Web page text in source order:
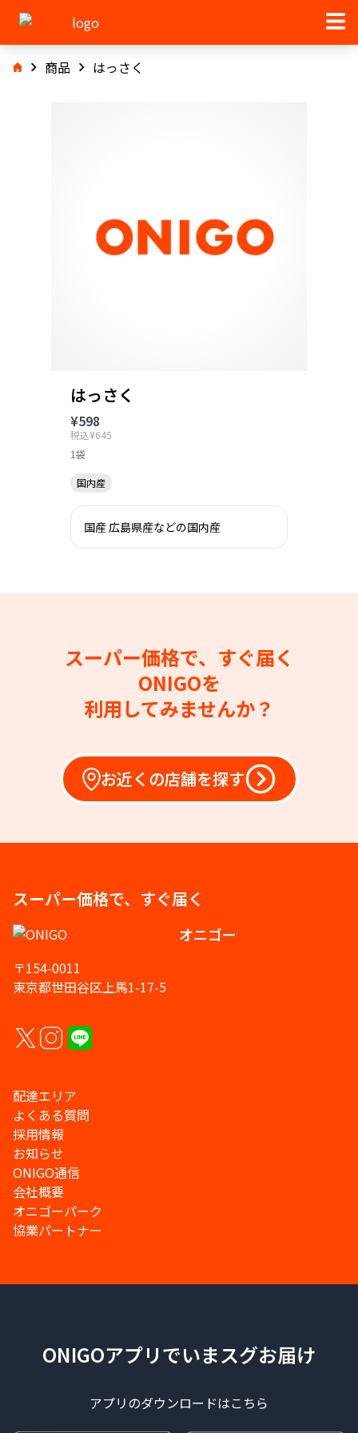
商品 はっさく
はっさく
¥598
税込¥645
1袋
国内産
国産 広島県産などの国内産
スーパー価格で、すぐ届く
ONIGOを
利用してみませんか？
お近くの店舗を探す
スーパー価格で、すぐ届く
オニゴー
〒154-0011
東京都世田谷区上馬1-17-5
配達エリア
よくある質問
採用情報
お知らせ
ONIGO通信
会社概要
オニゴーパーク
協業パートナー
ONIGOアプリでいまスグお届け
アプリのダウンロードはこちら